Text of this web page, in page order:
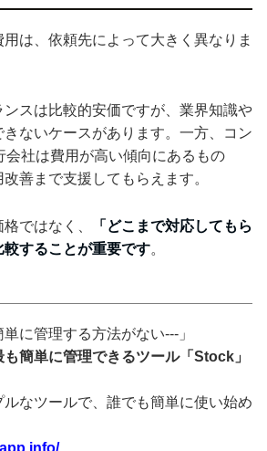
は、依頼先によって大きく異なりま
スは比較的安価ですが、業界知識や
ないケースがあります。一方、コン
会社は費用が高い傾向にあるもの
善まで支援してもらえます。
ではなく、
「どこまで対応してもら
較することが重要です。
単に管理する方法がない---」
簡単に管理できるツール「Stock」
なツールで、誰でも簡単に使い始め